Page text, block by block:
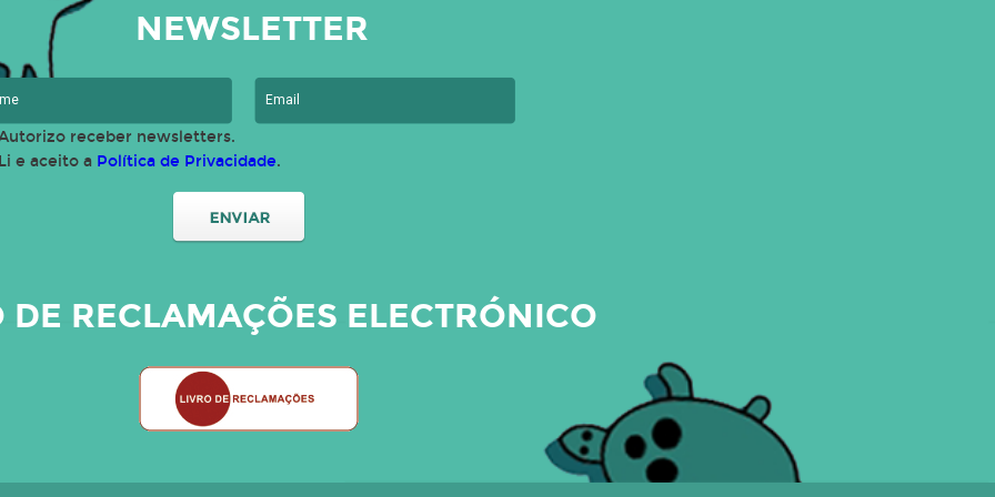
NEWSLETTER
receber newsletters.
e aceito a Política de Privacidade.
DE RECLAMAÇÕES ELECTRÓNICO